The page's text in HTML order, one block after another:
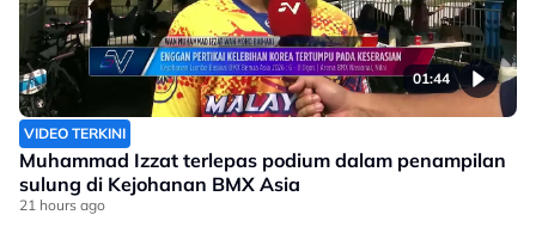
01:44
VIDEO TERKINI
Muhammad Izzat terlepas podium dalam penampilan
sulung di Kejohanan BMX Asia
21 hours ago